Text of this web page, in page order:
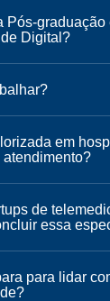
Pós-graduação
Digital?
em
de
essa
para lidar